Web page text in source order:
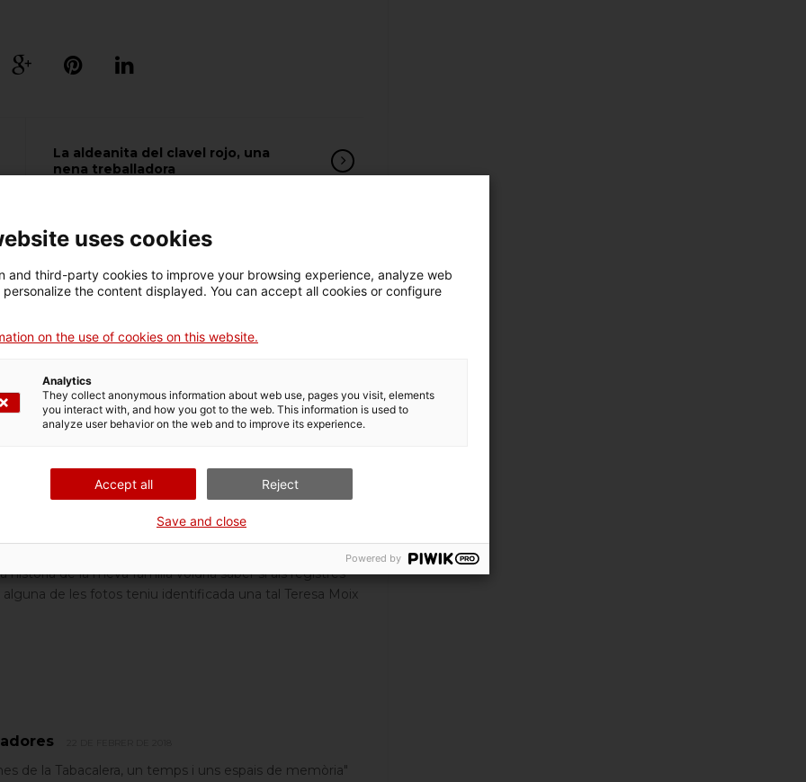
La aldeanita del clavel rojo, una
nena treballadora
DE 2017
i com que estic remenant els passat de la meva
terreny on van construir l'edifici de la Tabacalera era
(germana de la seva mare) hi va treballar dels del
emés per la Tabacalera on s'especifica que
porti el cognom dels propietaris del terreny té un lloc
de la meva família voldria saber si als registres
de les fotos teniu identificada una tal Teresa Moix
de la Tabacalera, un temps i uns espais de memòria"
uses cookies
and third-party cookies to improve your browsing experience, analyze web
the content displayed. You can accept all cookies or configure
on the use of cookies on this website.
Analytics
They collect anonymous information about web use, pages you visit, elements
you interact with, and how you got to the web. This information is used to
analyze user behavior on the web and to improve its experience.
Accept all Reject
Save and close
Powered by